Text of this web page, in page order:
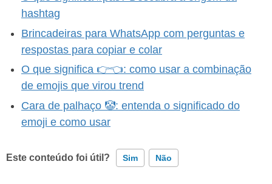
hashtag
Brincadeiras para WhatsApp com perguntas e
respostas para copiar e colar
O que significa 👉👈: como usar a combinação
de emojis que virou trend
Cara de palhaço 🤡: entenda o significado do
emoji e como usar
Este conteúdo foi útil? Sim Não